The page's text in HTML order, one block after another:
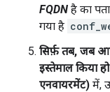
FQDN है का
गया है
सिर्फ़ तब, जब
इस्तेमाल किया
एनवायरमेंट) में,